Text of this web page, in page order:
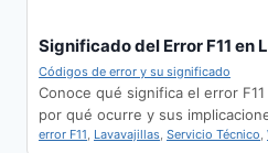
Significado del Error F11 en
Códigos de error y su significado
Conoce qué significa el error
por qué ocurre y sus
error F11, Lavavajillas, Servicio Técnico,